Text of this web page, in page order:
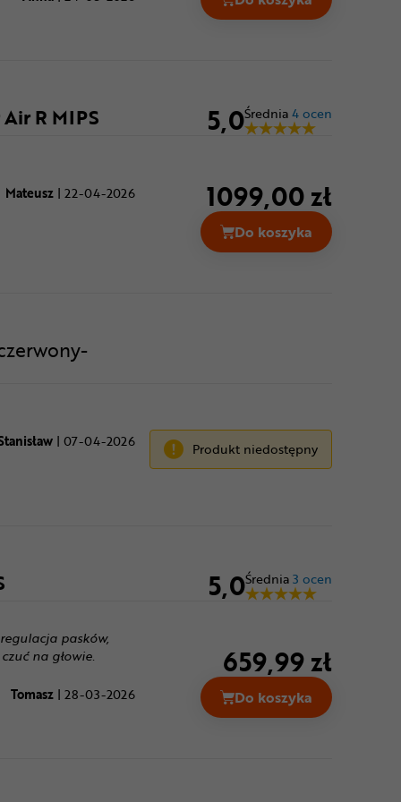
Kask rowerowy
R MIPS 5,0Średnia4 ocen
Mateusz | 22-04-2026 1099,00 zł
Do koszyka
Kask rowerowy Full
| 07-04-2026 Produkt niedostępny
5,0Średnia3 ocen
pasków,
na głowie.
Tomasz | 28-03-2026
659,99 zł
Do koszyka
Kask rowerowy